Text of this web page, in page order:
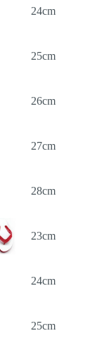
24cm
25cm
26cm
27cm
28cm
23cm
24cm
25cm